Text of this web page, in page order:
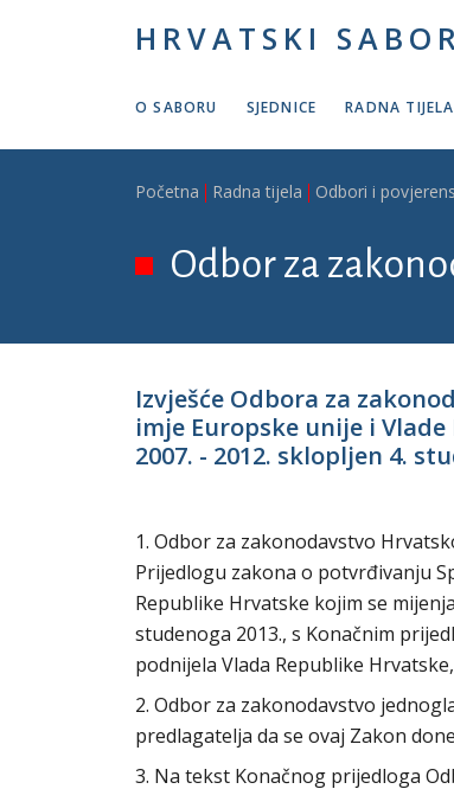
HRVATSKI
O SABORU SJEDNICE RADNA TIJELA
Breadcrumb
Početna Radna tijela Odbori i
Odbor za
Izvješće Odbora za
imje Europske unije i
2007. - 2012. sklopljen 4.
1. Odbor za zakonodavstvo
Prijedlogu zakona o potvrđivanju
Republike Hrvatske kojim se
studenoga 2013., s Konačnim
podnijela Vlada Republike
2. Odbor za zakonodavstvo
predlagatelja da se ovaj Zakon
3. Na tekst Konačnog prijedloga